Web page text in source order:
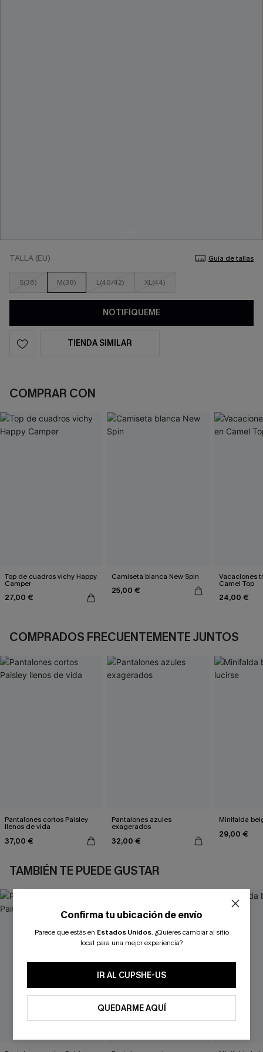
TALLA (EU) Guía de tallas
S(36) M(38) L(40/42) XL(44)
NOTIFÍQUEME
TIENDA SIMILAR
COMPRAR CON
Top de cuadros vichy Happy
Camper
27,00 €
Camiseta blanca New Spin
25,00 €
Vacaciones
Camel Top
24,00 €
COMPRADOS FRECUENTEMENTE JUNTOS
Pantalones cortos Paisley
llenos de vida
37,00 €
Pantalones azules
exagerados
32,00 €
Minifalda
29,00 €
TAMBIÉN TE PUEDE GUSTAR
Confirma tu ubicación de envío
Parece que estás en Estados Unidos. ¿Quieres cambiar al sitio
local para una mejor experiencia?
IR AL CUPSHE-US
QUEDARME AQUÍ